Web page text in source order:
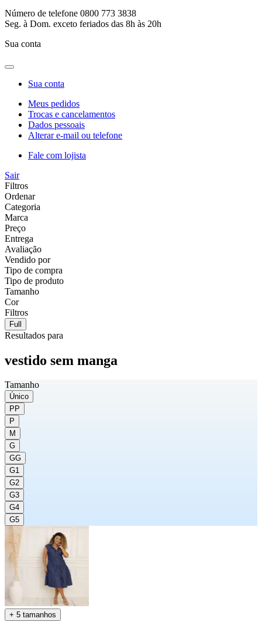
Número de telefone 0800 773 3838
Seg. à Dom. exceto feriados das 8h às 20h
Sua conta
Sua conta
Meus pedidos
Trocas e cancelamentos
Dados pessoais
Alterar e-mail ou telefone
Fale com lojista
Sair
Filtros
Ordenar
Categoria
Marca
Preço
Entrega
Avaliação
Vendido por
Tipo de compra
Tipo de produto
Tamanho
Cor
Filtros
Full
Resultados para
vestido sem manga
Tamanho
Único
PP
P
M
G
GG
G1
G2
G3
G4
G5
+ 5 tamanhos